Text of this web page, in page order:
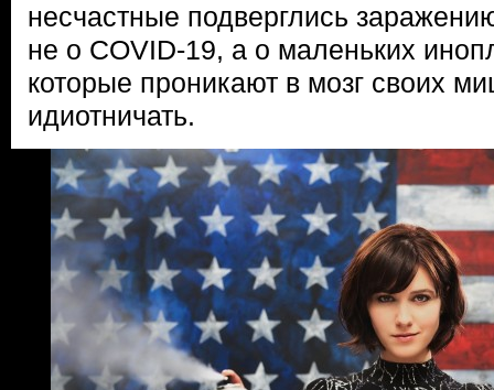
несчастные подверглись
не о COVID-19, а о маленьких
которые проникают в мозг своих
идиотничать.